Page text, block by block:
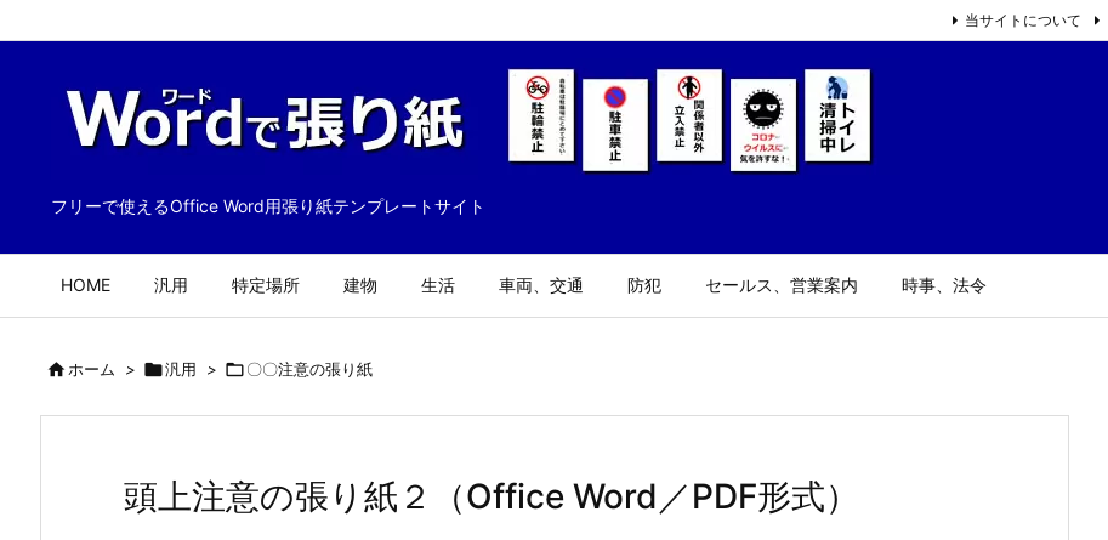
フリーで使えるOffice Word用張り紙テンプレートサイト
HOME 汎用 特定場所 建物 生活 車両、交通 防犯 セールス、営業案内 時事、法令
当サイトについて
ホーム > 汎用 > 〇〇注意の張り紙
頭上注意の張り紙２（Office Word／PDF形式）